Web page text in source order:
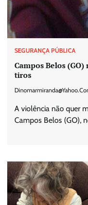
SEGURANÇA PÚBLICA
Campos Belos
tiros
A violência não quer
Campos Belos (GO),